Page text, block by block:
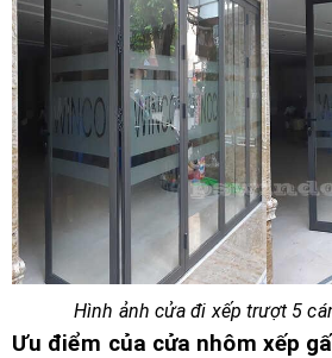
Hình ảnh cửa đi xếp trượt 5
Ưu điểm của cửa nhôm xếp